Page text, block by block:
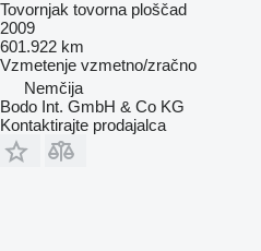
Tovornjak tovorna ploščad
2009
601.922 km
Vzmetenje vzmetno/zračno
Nemčija
Bodo Int. GmbH & Co KG
Kontaktirajte prodajalca